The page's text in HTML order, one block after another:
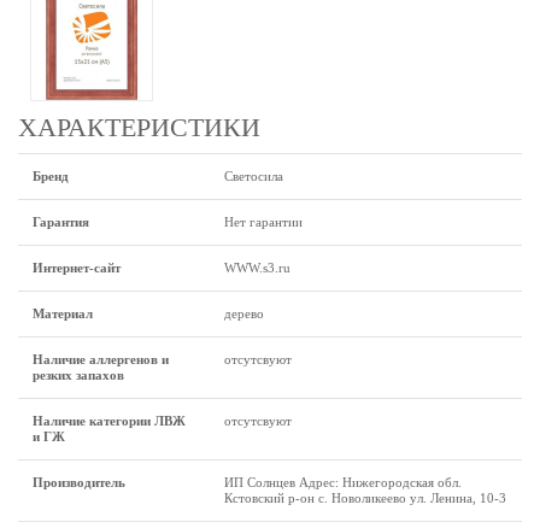
ХАРАКТЕРИСТИКИ
Бренд Светосила
Гарантия Нет гарантии
Интернет-сайт WWW.s3.ru
Материал дерево
Наличие аллергенов и
резких запахов
отсутсвуют
Наличие категории ЛВЖ
и ГЖ
отсутсвуют
Производитель
ИП Солнцев Адрес: Нижегородская обл.
Кстовский р-он с. Новоликеево ул. Ленина, 10-3